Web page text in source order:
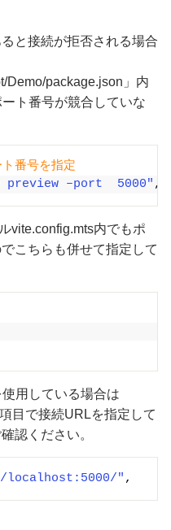
と接続が拒否される場合
Demo/package.json」内
ト番号が競合していな
番号を指定
–port  5000" ,
vite.config.mts内でもポ
こちらも併せて指定して
用している場合は
目で接続URLを指定して
認ください。
" ,